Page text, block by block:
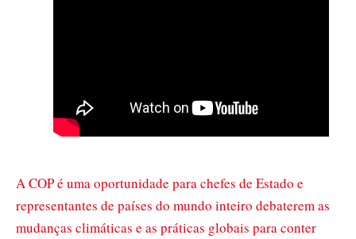
A COP é uma oportunidade para chefes de Estado e
representantes de países do mundo inteiro debaterem as
mudanças climáticas e as práticas globais para conter